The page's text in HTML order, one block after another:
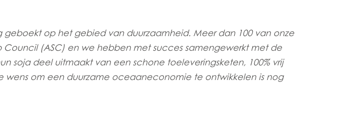
geboekt op het gebied van duurzaamheid. Meer dan 100 van onze
(ASC) en we hebben met succes samengewerkt met de
soja deel uitmaakt van een schone toeleveringsketen, 100% vrij
wens om een duurzame oceaaneconomie te ontwikkelen is nog